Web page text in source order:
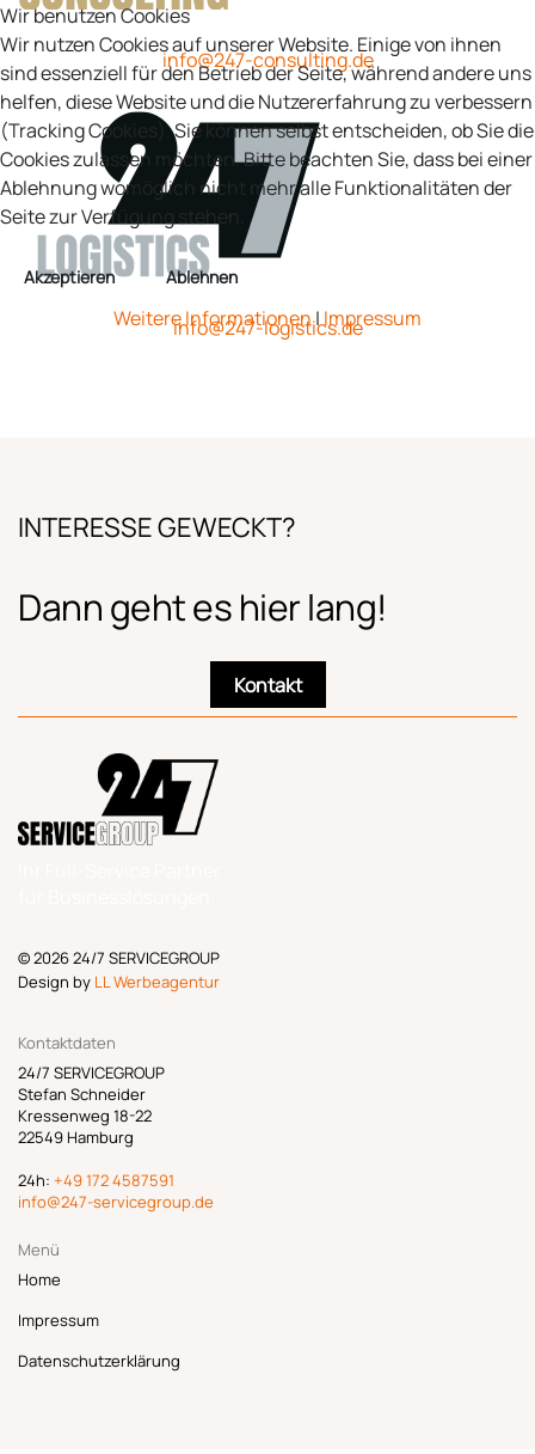
info@247-consulting.de
info@247-logistics.de
INTERESSE GEWECKT?
Dann geht es hier lang!
Kontakt
© 2026 24/7 SERVICEGROUP
Design by LL Werbeagentur
Kontaktdaten
24/7 SERVICEGROUP
Stefan Schneider
Kressenweg 18-22
22549 Hamburg
24h: +49 172 4587591
info@247-servicegroup.de
Menü
Home
Impressum
Datenschutzerklärung
Wir benutzen Cookies
Wir nutzen Cookies auf unserer Website. Einige von ihnen
sind essenziell für den Betrieb der Seite, während andere uns
helfen, diese Website und die Nutzererfahrung zu verbessern
(Tracking Cookies). Sie können selbst entscheiden, ob Sie die
Cookies zulassen möchten. Bitte beachten Sie, dass bei einer
Ablehnung womöglich nicht mehr alle Funktionalitäten der
Seite zur Verfügung stehen.
Akzeptieren Ablehnen
Weitere Informationen|Impressum